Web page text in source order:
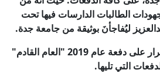
الطالبات الدارسات فيها تحت
ليُفاجأنَ بوثيقة من جامعة جدة.
ونطالب بأن يتم تنفيذ القرار على دفعة عام 2019 "العام القادم"
التي تليها.